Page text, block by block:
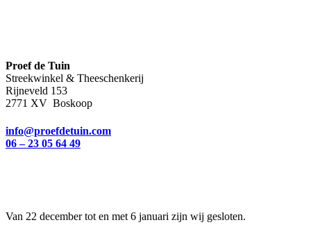
Proef de Tuin
Streekwinkel & Theeschenkerij
Rijneveld 153
2771 XV Boskoop
info@proefdetuin.com
06 – 23 05 64 49
Van 22 december tot en met 6 januari zijn wij gesloten.